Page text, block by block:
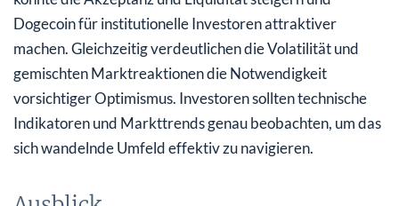
Dogecoin für institutionelle Investoren attraktiver
machen. Gleichzeitig verdeutlichen die Volatilität und
gemischten Marktreaktionen die Notwendigkeit
vorsichtiger Optimismus. Investoren sollten technische
Indikatoren und Markttrends genau beobachten, um das
sich wandelnde Umfeld effektiv zu navigieren.